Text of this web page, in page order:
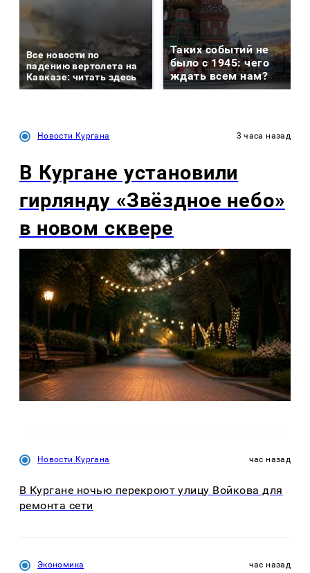
Все новости по
падению вертолета на
Кавказе: читать здесь
Таких событий не
было с 1945: чего
ждать всем нам?
Новости Кургана 3 часа назад
В Кургане установили
гирлянду «Звёздное небо»
в новом сквере
Новости Кургана час назад
В Кургане ночью перекроют улицу Войкова для
ремонта сети
Экономика час назад